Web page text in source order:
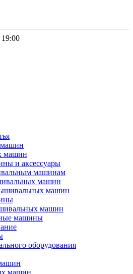
машин
и аксессуары
машинам
машин
машин
машин
машины
оборудования
машин